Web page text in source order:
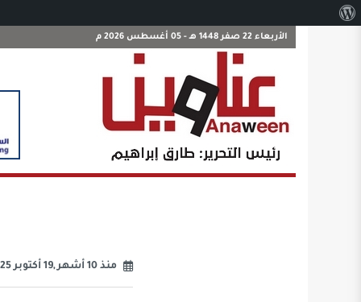
الأربعاء 22 صفر 1448 هـ - 05 أغسطس 2026 م
منذ 10 أشهر ,19 أكتوبر 2025